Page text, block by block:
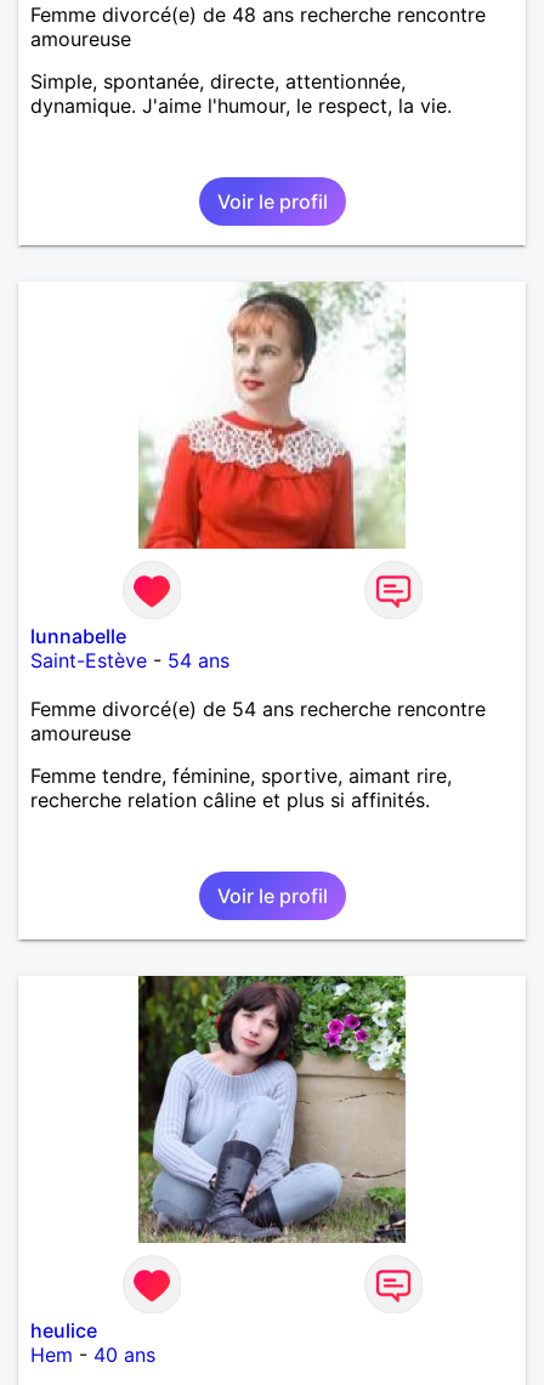
Femme divorcé(e) de 48 ans recherche rencontre
amoureuse
Simple, spontanée, directe, attentionnée,
dynamique. J'aime l'humour, le respect, la vie.
Voir le profil
lunnabelle
Saint-Estève - 54 ans
Femme divorcé(e) de 54 ans recherche rencontre
amoureuse
Femme tendre, féminine, sportive, aimant rire,
recherche relation câline et plus si affinités.
Voir le profil
heulice
Hem - 40 ans